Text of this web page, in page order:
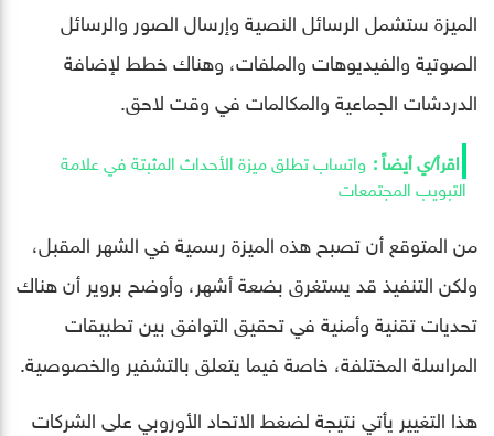
الميزة ستشمل الرسائل النصية وإرسال الصور والرسائل
الصوتية والفيديوهات والملفات، وهناك خطط لإضافة
الدردشات الجماعية والمكالمات في وقت لاحق.
واتساب تطلق ميزة الأحداث المثبتة في علامة
التبويب المجتمعات
من المتوقع أن تصبح هذه الميزة رسمية في الشهر المقبل،
ولكن التنفيذ قد يستغرق بضعة أشهر، وأوضح بروير أن هناك
تحديات تقنية وأمنية في تحقيق التوافق بين تطبيقات
المراسلة المختلفة، خاصة فيما يتعلق بالتشفير والخصوصية.
هذا التغيير يأتي نتيجة لضغط الاتحاد الأوروبي على الشركات